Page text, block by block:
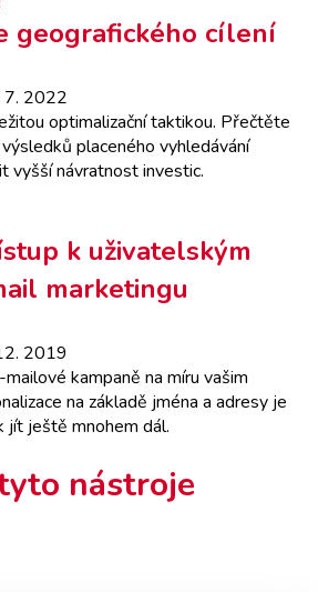
geografického cílení
7. 2022
optimalizační taktikou. Přečtěte
placeného vyhledávání
vyšší návratnost investic.
k uživatelským
marketingu
2019
kampaně na míru vašim
na základě jména a adresy je
jít ještě mnohem dál.
nástroje